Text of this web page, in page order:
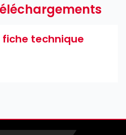
technique